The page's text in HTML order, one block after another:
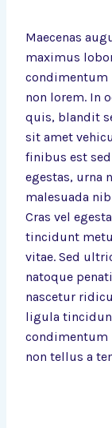
Maecenas
maximus
condimentum
non lorem. In
quis, blandit
sit amet
finibus est
egestas, urna
malesuada
Cras vel
tincidunt
vitae. Sed
natoque
nascetur
ligula
condimentum
non tellus a